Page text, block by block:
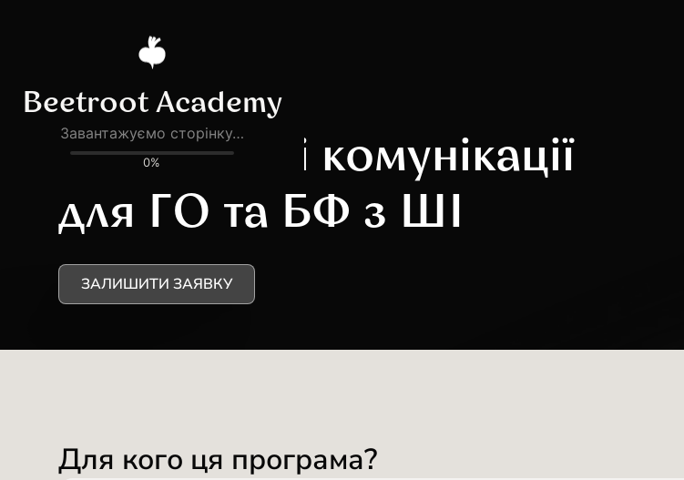
Стратегічні комунікації
для ГО та БФ з ШІ
ЗАЛИШИТИ ЗАЯВКУ
Для кого ця програма?